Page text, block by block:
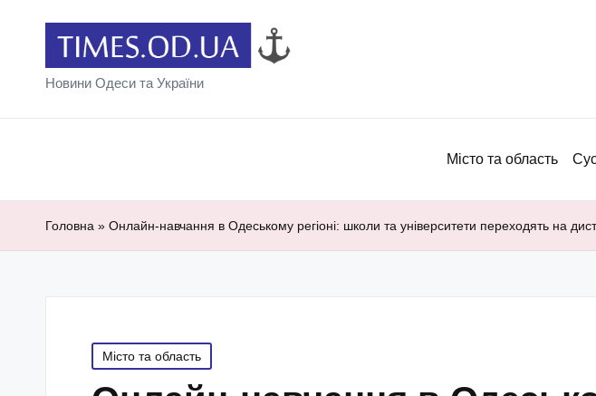
Новини Одеси та України
Місто та область
Головна » Онлайн-навчання в Одеському регіоні: школи та університети переходять на
Posted
in
Місто та область